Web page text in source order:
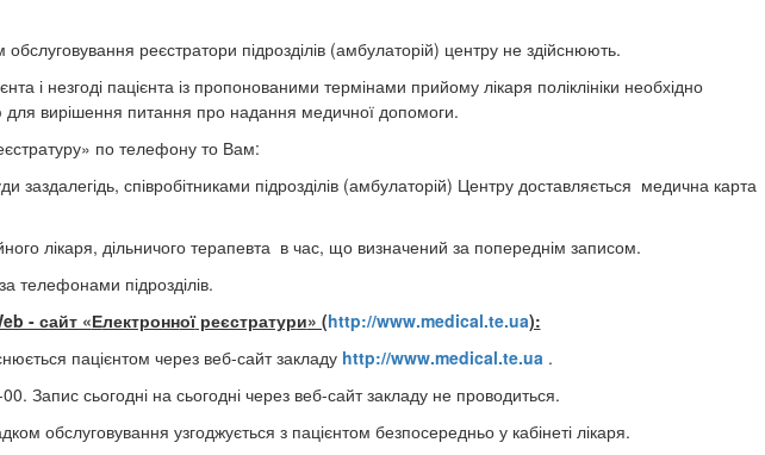
реєстратори підрозділів (амбулаторій) центру не здійснюють.
і незгоді пацієнта із пропонованими термінами прийому лікаря поліклініки необхідно
для вирішення питання про надання медичної допомоги.
по телефону то Вам:
заздалегідь, співробітниками підрозділів (амбулаторій) Центру доставляється медична карта
лікаря, дільничого терапевта в час, що визначений за попереднім записом.
телефонами підрозділів.
- сайт «Електронноїреєстратури» (http://www.medical.te.ua):
пацієнтом через веб-сайт закладу http://www.medical.te.ua .
Запис сьогодні на сьогодні через веб-сайт закладу не проводиться.
обслуговування узгоджується з пацієнтом безпосередньо у кабінеті лікаря.